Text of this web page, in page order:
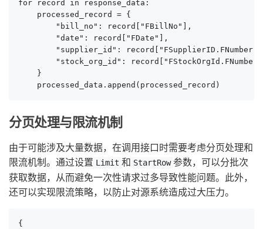
for record in response_data:
    processed_record = {
        "bill_no": record["FBillNo"],
        "date": record["FDate"],
"supplier_id":
"stock_org_id":
    }
    processed_data.append(processed_record)
分页处理与限流机制
由于可能涉及大量数据，在调用接口时需要考虑分页处理和
限流机制。通过设置 Limit 和 StartRow 参数，可以分批次
获取数据，从而避免一次性请求过多导致性能问题。此外，
还可以实现限流策略，以防止对源系统造成过大压力。
{